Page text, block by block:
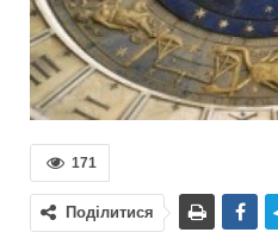
171
Поділитися